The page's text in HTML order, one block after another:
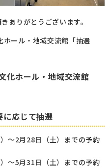
ありがとうございます。
ール・地域交流館「抽選
ホール・地域交流館
応じて抽選
～2月28日（土）までの予約
～5月31日（土）までの予約